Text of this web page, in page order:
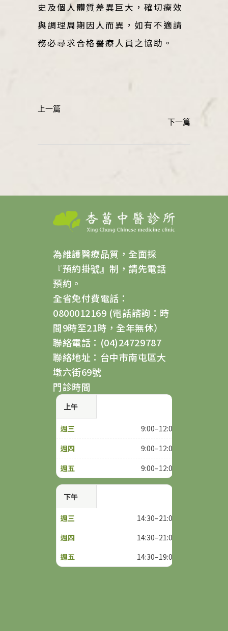
史及個人體質差異巨大，確切療效
與調理周期因人而異，如有不適請
務必尋求合格醫療人員之協助。
為維護醫療品質，全面採
『預約掛號』制，請先電話
預約。
全省免付費電話：
0800012169 (電話諮詢：時
間9時至21時，全年無休）
聯絡電話：(04)24729787
聯絡地址：台中市南屯區大
墩六街69號
門診時間
上午
9:00–12:00
9:00–12:00
9:00–12:00
下午
14:30–21:00
14:30–21:00
14:30–19:00